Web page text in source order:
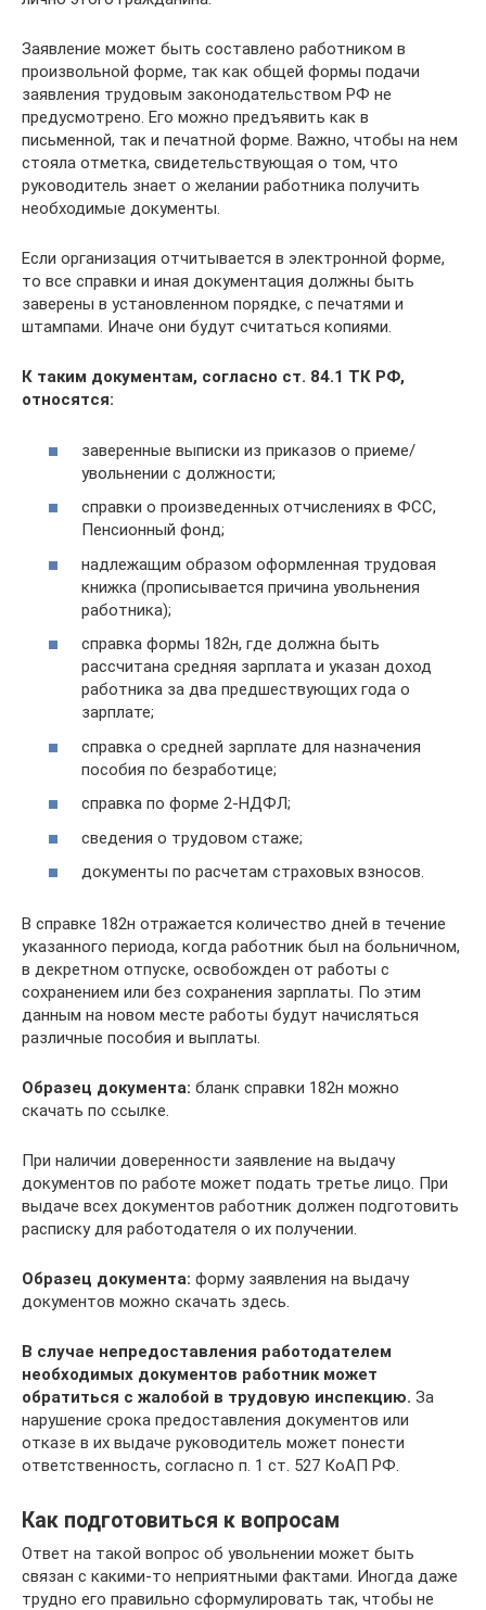
Заявление может быть составлено работником в
произвольной форме, так как общей формы подачи
заявления трудовым законодательством РФ не
предусмотрено. Его можно предъявить как в
письменной, так и печатной форме. Важно, чтобы на нем
стояла отметка, свидетельствующая о том, что
руководитель знает о желании работника получить
необходимые документы.
Если организация отчитывается в электронной форме,
то все справки и иная документация должны быть
заверены в установленном порядке, с печатями и
штампами. Иначе они будут считаться копиями.
К таким документам, согласно ст. 84.1 ТК РФ,
относятся:
заверенные выписки из приказов о приеме/
увольнении с должности;
справки о произведенных отчислениях в ФСС,
Пенсионный фонд;
надлежащим образом оформленная трудовая
книжка (прописывается причина увольнения
работника);
справка формы 182н, где должна быть
рассчитана средняя зарплата и указан доход
работника за два предшествующих года о
зарплате;
справка о средней зарплате для назначения
пособия по безработице;
справка по форме 2-НДФЛ;
сведения о трудовом стаже;
документы по расчетам страховых взносов.
В справке 182н отражается количество дней в течение
указанного периода, когда работник был на больничном,
в декретном отпуске, освобожден от работы с
сохранением или без сохранения зарплаты. По этим
данным на новом месте работы будут начисляться
различные пособия и выплаты.
Образец документа: бланк справки 182н можно
скачать по ссылке.
При наличии доверенности заявление на выдачу
документов по работе может подать третье лицо. При
выдаче всех документов работник должен подготовить
расписку для работодателя о их получении.
Образец документа: форму заявления на выдачу
документов можно скачать здесь.
В случае непредоставления работодателем
необходимых документов работник может
обратиться с жалобой в трудовую инспекцию. За
нарушение срока предоставления документов или
отказе в их выдаче руководитель может понести
ответственность, согласно п. 1 ст. 527 КоАП РФ.
Как подготовиться к вопросам
Ответ на такой вопрос об увольнении может быть
связан с какими-то неприятными фактами. Иногда даже
трудно его правильно сформулировать так, чтобы не